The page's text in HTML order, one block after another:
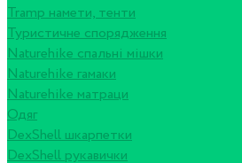
Tramp намети, тенти
Туристичне спорядження
Naturehike спальні мішки
Naturehike гамаки
Naturehike матраци
Одяг
DexShell шкарпетки
DexShell рукавички